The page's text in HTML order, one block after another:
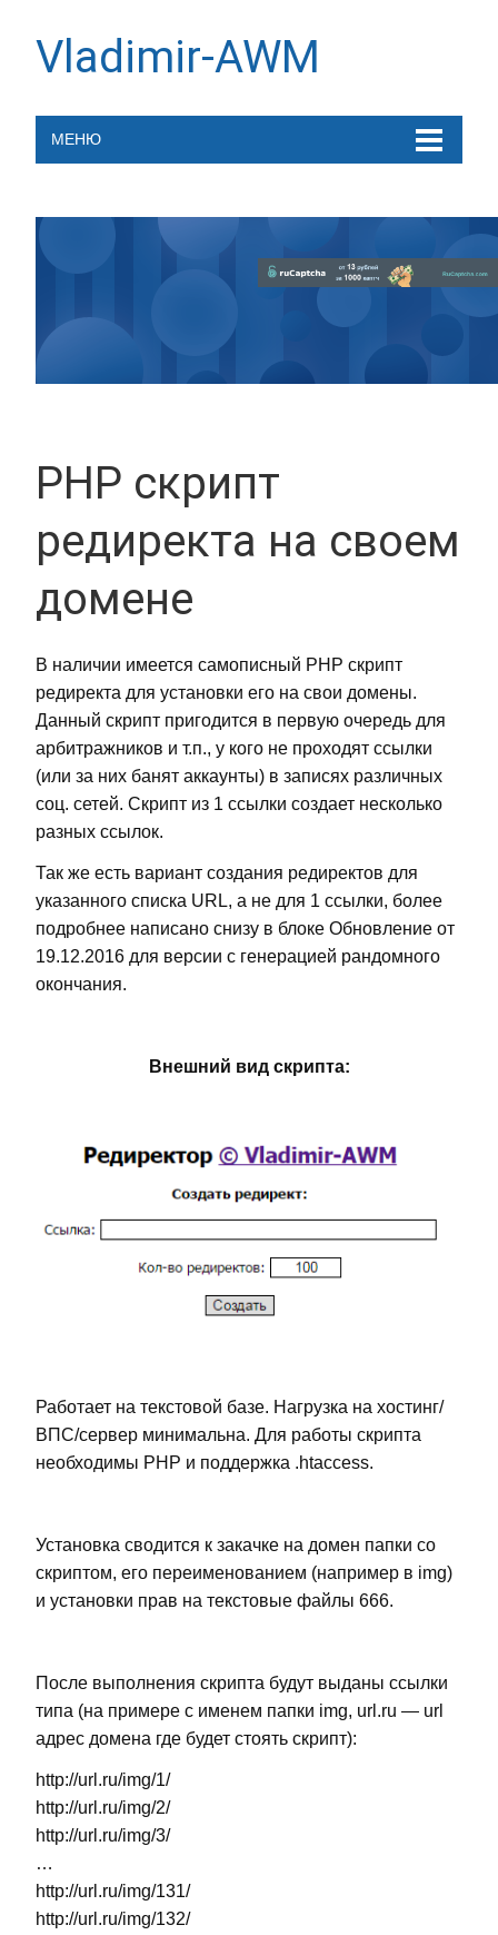
Vladimir-AWM
МЕНЮ
PHP скрипт
редиректа на своем
домене
В наличии имеется самописный PHP скрипт
редиректа для установки его на свои домены.
Данный скрипт пригодится в первую очередь для
арбитражников и т.п., у кого не проходят ссылки
(или за них банят аккаунты) в записях различных
соц. сетей. Скрипт из 1 ссылки создает несколько
разных ссылок.
Так же есть вариант создания редиректов для
указанного списка URL, а не для 1 ссылки, более
подробнее написано снизу в блоке Обновление от
19.12.2016 для версии с генерацией рандомного
окончания.
Внешний вид скрипта:
Работает на текстовой базе. Нагрузка на хостинг/
ВПС/сервер минимальна. Для работы скрипта
необходимы PHP и поддержка .htaccess.
Установка сводится к закачке на домен папки со
скриптом, его переименованием (например в img)
и установки прав на текстовые файлы 666.
После выполнения скрипта будут выданы ссылки
типа (на примере с именем папки img, url.ru — url
адрес домена где будет стоять скрипт):
http://url.ru/img/1/
http://url.ru/img/2/
http://url.ru/img/3/
…
http://url.ru/img/131/
http://url.ru/img/132/